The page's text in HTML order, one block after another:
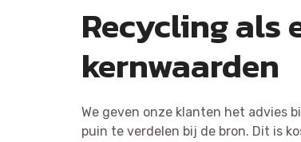
Recycling als
kernwaarden
We geven onze klanten het advies
puin te verdelen bij de bron. Dit is